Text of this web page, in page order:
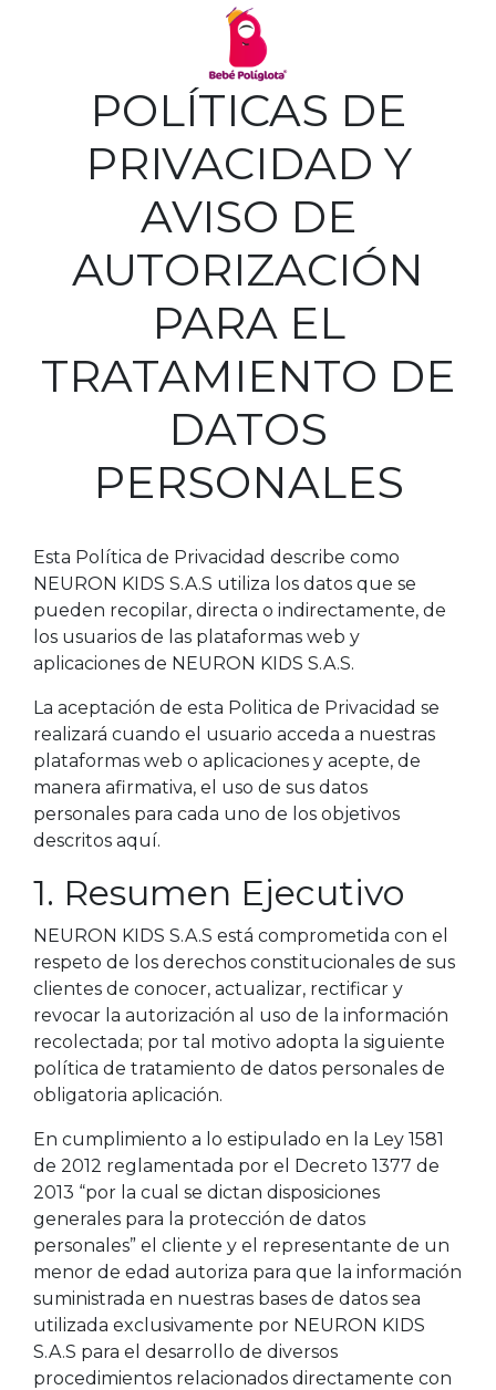
POLÍTICAS DE
PRIVACIDAD Y
AVISO DE
AUTORIZACIÓN
PARA EL
TRATAMIENTO DE
DATOS
PERSONALES
Esta Política de Privacidad describe como
NEURON KIDS S.A.S utiliza los datos que se
pueden recopilar, directa o indirectamente, de
los usuarios de las plataformas web y
aplicaciones de NEURON KIDS S.A.S.
La aceptación de esta Politica de Privacidad se
realizará cuando el usuario acceda a nuestras
plataformas web o aplicaciones y acepte, de
manera afirmativa, el uso de sus datos
personales para cada uno de los objetivos
descritos aquí.
1. Resumen Ejecutivo
NEURON KIDS S.A.S está comprometida con el
respeto de los derechos constitucionales de sus
clientes de conocer, actualizar, rectificar y
revocar la autorización al uso de la información
recolectada; por tal motivo adopta la siguiente
política de tratamiento de datos personales de
obligatoria aplicación.
En cumplimiento a lo estipulado en la Ley 1581
de 2012 reglamentada por el Decreto 1377 de
2013 “por la cual se dictan disposiciones
generales para la protección de datos
personales” el cliente y el representante de un
menor de edad autoriza para que la información
suministrada en nuestras bases de datos sea
utilizada exclusivamente por NEURON KIDS
S.A.S para el desarrollo de diversos
procedimientos relacionados directamente con